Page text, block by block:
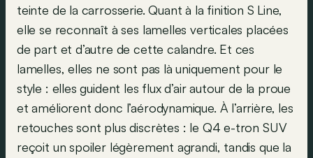
teinte de la carrosserie. Quant à la finition S Line,
elle se reconnaît à ses lamelles verticales placées
de part et d’autre de cette calandre. Et ces
lamelles, elles ne sont pas là uniquement pour le
style : elles guident les flux d’air autour de la proue
et améliorent donc l’aérodynamique. À l’arrière, les
retouches sont plus discrètes : le Q4 e-tron SUV
reçoit un spoiler légèrement agrandi, tandis que la